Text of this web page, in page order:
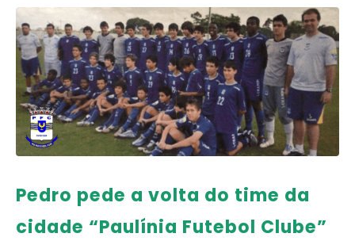
Pedro pede a volta do time da
cidade “Paulínia Futebol Clube”